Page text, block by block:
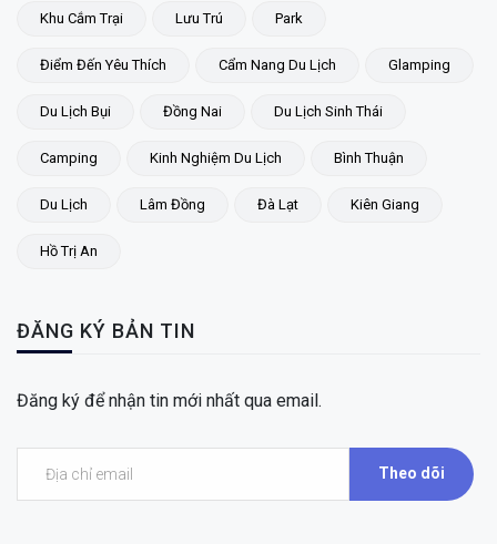
Khu Cắm Trại Lưu Trú Park
Điểm Đến Yêu Thích Cẩm Nang Du Lịch Glamping
Du Lịch Bụi Đồng Nai Du Lịch Sinh Thái
Camping Kinh Nghiệm Du Lịch Bình Thuận
Du Lịch Lâm Đồng Đà Lạt Kiên Giang
Hồ Trị An
ĐĂNG KÝ BẢN TIN
Đăng ký để nhận tin mới nhất qua email.
Theo dõi